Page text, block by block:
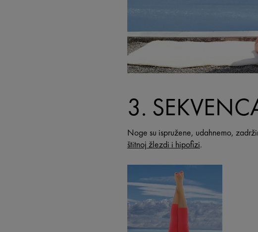
3.
Noge su ispružene, udahnemo,
štitnoj žlezdi i hipofizi.